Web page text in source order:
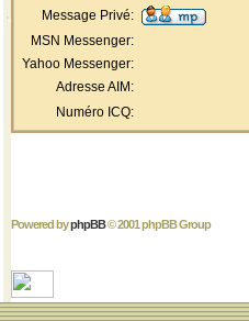
Message Privé:
MSN Messenger:
Yahoo Messenger:
Adresse AIM:
Numéro ICQ:
Powered byphpBB© 2001 phpBB Group